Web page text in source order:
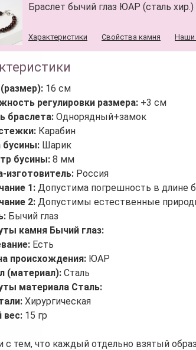
Браслет бычий глаз ЮАР (сталь
Характеристики Свойства камня Наши
16 см
регулировки размера: +3 см
браслета: Однорядный+замок
Карабин
Шарик
бусины: 8 мм
изготовитель: Россия
1: Допустима погрешность в длине
2: Допустимы естественные
Бычий глаз
камня Бычий глаз:
Есть
происхождения: ЮАР
(материал): Сталь
материала Сталь:
Хирургическая
15 гр
с тем, что каждый отдельно взятый